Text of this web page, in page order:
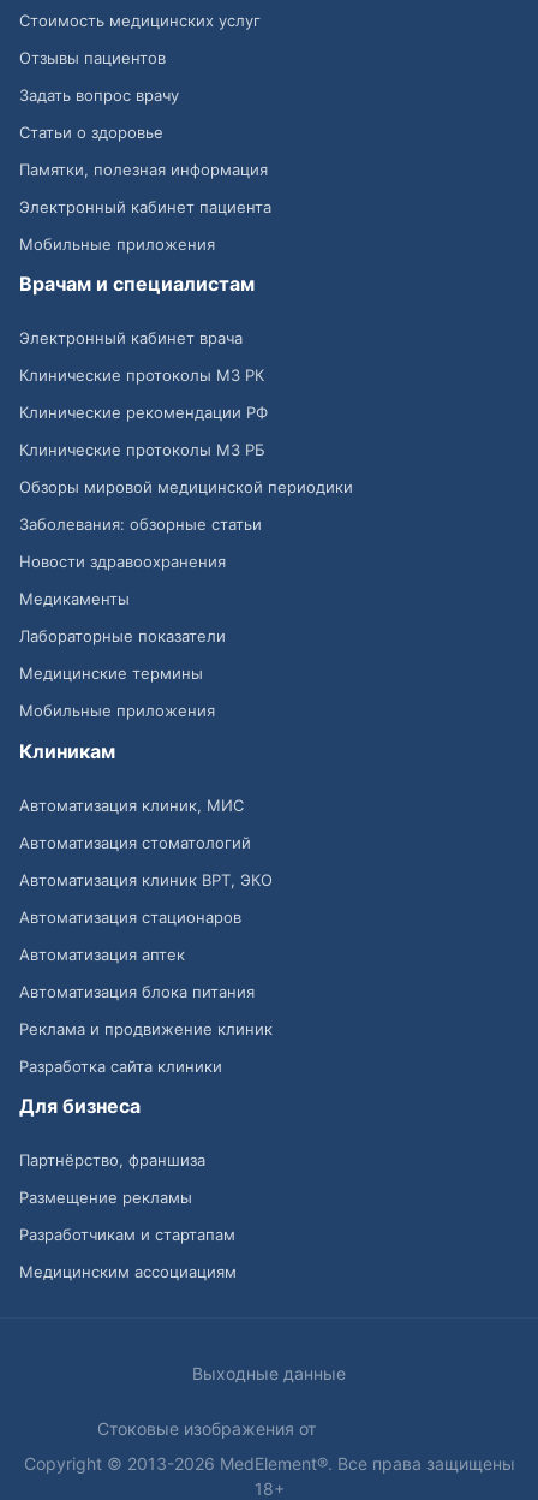
Стоимость медицинских услуг
Отзывы пациентов
Задать вопрос врачу
Статьи о здоровье
Памятки, полезная информация
Электронный кабинет пациента
Мобильные приложения
Врачам и специалистам
Электронный кабинет врача
Клинические протоколы МЗ РК
Клинические рекомендации РФ
Клинические протоколы МЗ РБ
Обзоры мировой медицинской периодики
Заболевания: обзорные статьи
Новости здравоохранения
Медикаменты
Лабораторные показатели
Медицинские термины
Мобильные приложения
Клиникам
Автоматизация клиник, МИС
Автоматизация стоматологий
Автоматизация клиник ВРТ, ЭКО
Автоматизация стационаров
Автоматизация аптек
Автоматизация блока питания
Реклама и продвижение клиник
Разработка сайта клиники
Для бизнеса
Партнёрство, франшиза
Размещение рекламы
Разработчикам и стартапам
Медицинским ассоциациям
Выходные данные
Стоковые изображения от
Copyright © 2013-2026 MedElement®. Все права защищены
18+